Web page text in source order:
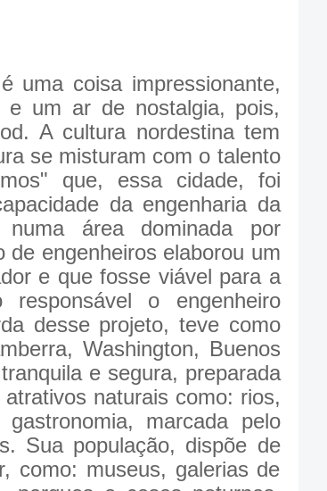
coisa impressionante,
um ar de nostalgia, pois,
A cultura nordestina tem
se misturam com o talento
que, essa cidade, foi
da engenharia da
área dominada por
engenheiros elaborou um
e que fosse viável para a
o engenheiro
desse projeto, teve como
Washington, Buenos
e segura, preparada
naturais como: rios,
marcada pelo
Sua população, dispõe de
como: museus, galerias de